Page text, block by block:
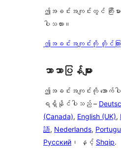
ဤအခင်းအကျင်းတွင် ကြီးမားသ
ပါသလား။
ဤအခင်းအကျင်းကို တိုင်ကြ
ဘာသာပြန်များ
ဤအခင်းအကျင်းကို အောက်ပါ ဘ
ရရှိနိုင်ပါသည် –
(Canada), English (UK),
語, Nederlands,
Русский ၊ နှင့် Shqip.